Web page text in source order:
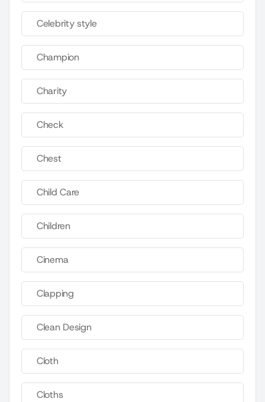
Celebrity style
Champion
Charity
Check
Chest
Child Care
Children
Cinema
Clapping
Clean Design
Cloth
Cloths